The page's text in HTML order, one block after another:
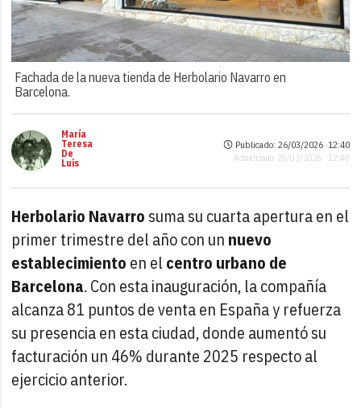
Fachada de la nueva tienda de Herbolario Navarro en
Barcelona.
María
Teresa
De
Luis
Publicado: 26/03/2026 ·12:40
Actualizado: 26/03/2026 · 12:40
Herbolario Navarro suma su cuarta apertura en el
primer trimestre del año con un nuevo
establecimiento en el centro urbano de
Barcelona. Con esta inauguración, la compañía
alcanza 81 puntos de venta en España y refuerza
su presencia en esta ciudad, donde aumentó su
facturación un 46% durante 2025 respecto al
ejercicio anterior.